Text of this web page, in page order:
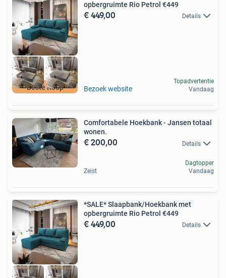
Beste Koop
opbergruimte Rio Petrol €449
€ 449,00 Details
Bezoek website
Topadvertentie
Vandaag
Comfortabele Hoekbank - Jansen totaal
wonen.
€ 200,00 Details
Zeist
Dagtopper
Vandaag
*SALE* Slaapbank/Hoekbank met
opbergruimte Rio Petrol €449
€ 449,00 Details